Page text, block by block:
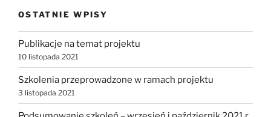
OSTATNIE WPISY
Publikacje na temat projektu
10 listopada 2021
Szkolenia przeprowadzone w ramach projektu
3 listopada 2021